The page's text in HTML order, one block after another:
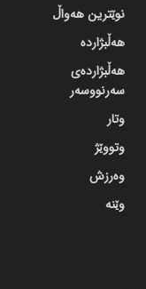
نوێترین هەواڵ
هەڵبژاردە
هەڵبژاردەی
سەرنووسەر
وتار
وتووێژ
وەرزش
وێنە